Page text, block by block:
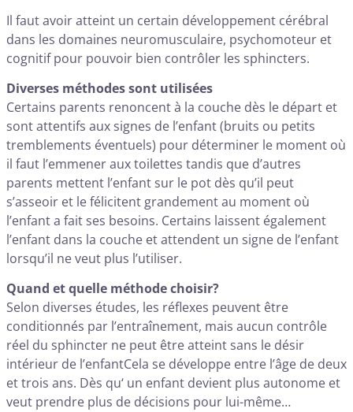
Il faut avoir atteint un certain développement cérébral
dans les domaines neuromusculaire, psychomoteur et
cognitif pour pouvoir bien contrôler les sphincters.
Diverses méthodes sont utilisées
Certains parents renoncent à la couche dès le départ et
sont attentifs aux signes de l’enfant (bruits ou petits
tremblements éventuels) pour déterminer le moment où
il faut l’emmener aux toilettes tandis que d’autres
parents mettent l’enfant sur le pot dès qu’il peut
s’asseoir et le félicitent grandement au moment où
l’enfant a fait ses besoins. Certains laissent également
l’enfant dans la couche et attendent un signe de l’enfant
lorsqu’il ne veut plus l’utiliser.
Quand et quelle méthode choisir?
Selon diverses études, les réflexes peuvent être
conditionnés par l’entraînement, mais aucun contrôle
réel du sphincter ne peut être atteint sans le désir
intérieur de l’enfantCela se développe entre l’âge de deux
et trois ans. Dès qu‘ un enfant devient plus autonome et
veut prendre plus de décisions pour lui-même…